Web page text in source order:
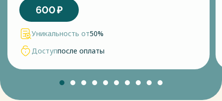
600₽
Уникальность от50%
Доступпосле оплаты